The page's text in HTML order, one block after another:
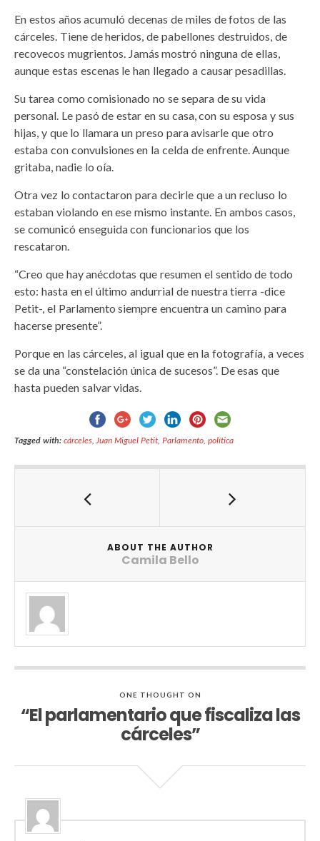
En estos años acumuló decenas de miles de fotos de las
cárceles. Tiene de heridos, de pabellones destruidos, de
recovecos mugrientos. Jamás mostró ninguna de ellas,
aunque estas escenas le han llegado a causar pesadillas.
Su tarea como comisionado no se separa de su vida
personal. Le pasó de estar en su casa, con su esposa y sus
hijas, y que lo llamara un preso para avisarle que otro
estaba con convulsiones en la celda de enfrente. Aunque
gritaba, nadie lo oía.
Otra vez lo contactaron para decirle que a un recluso lo
estaban violando en ese mismo instante. En ambos casos,
se comunicó enseguida con funcionarios que los
rescataron.
“Creo que hay anécdotas que resumen el sentido de todo
esto: hasta en el último andurrial de nuestra tierra -dice
Petit-, el Parlamento siempre encuentra un camino para
hacerse presente”.
Porque en las cárceles, al igual que en la fotografía, a veces
se da una “constelación única de sucesos”. De esas que
hasta pueden salvar vidas.
Tagged with: cárceles, Juan Miguel Petit, Parlamento, política
ABOUT THE AUTHOR
Camila Bello
ONE THOUGHT ON
“El parlamentario que fiscaliza las
cárceles”